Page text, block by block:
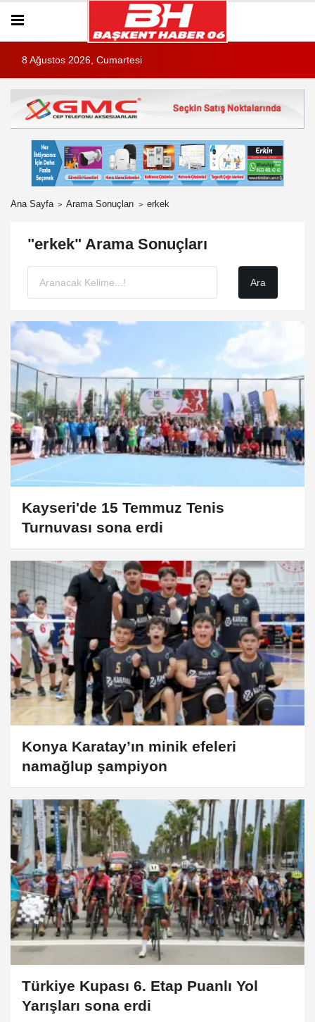
8 Ağustos 2026, Cumartesi
Ana Sayfa Arama Sonuçları erkek
"erkek" Arama Sonuçları
Kayseri'de 15 Temmuz Tenis
Turnuvası sona erdi
Konya Karatay’ın minik efeleri
namağlup şampiyon
Türkiye Kupası 6. Etap Puanlı Yol
Yarışları sona erdi